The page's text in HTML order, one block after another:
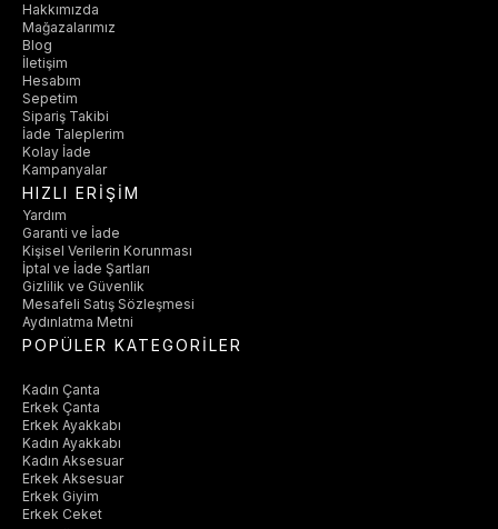
Hakkımızda
Mağazalarımız
Blog
İletişim
Hesabım
Sepetim
Sipariş Takibi
İade Taleplerim
Kolay İade
Kampanyalar
HIZLI ERİŞİM
Yardım
Garanti ve İade
Kişisel Verilerin Korunması
İptal ve İade Şartları
Gizlilik ve Güvenlik
Mesafeli Satış Sözleşmesi
Aydınlatma Metni
POPÜLER KATEGORİLER
Kadın Çanta
Erkek Çanta
Erkek Ayakkabı
Kadın Ayakkabı
Kadın Aksesuar
Erkek Aksesuar
Erkek Giyim
Erkek Ceket